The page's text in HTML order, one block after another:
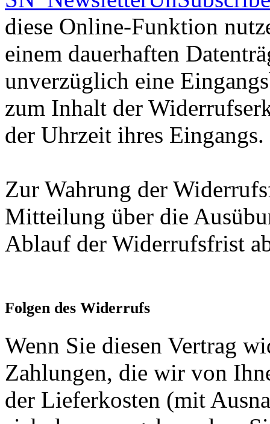
diese Online-Funktion
einem dauerhaften
unverzüglich eine
zum Inhalt der
der Uhrzeit ihres Eingangs.
Zur Wahrung der
Mitteilung über die
Ablauf der Widerrufsfrist
Folgen des Widerrufs
Wenn Sie diesen Vertrag
Zahlungen, die wir von
der Lieferkosten (mit